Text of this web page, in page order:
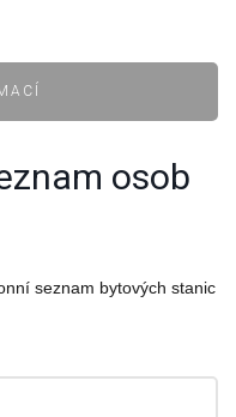
osob
seznam bytových stanic